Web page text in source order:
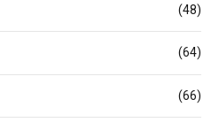
(48)
(64)
(66)